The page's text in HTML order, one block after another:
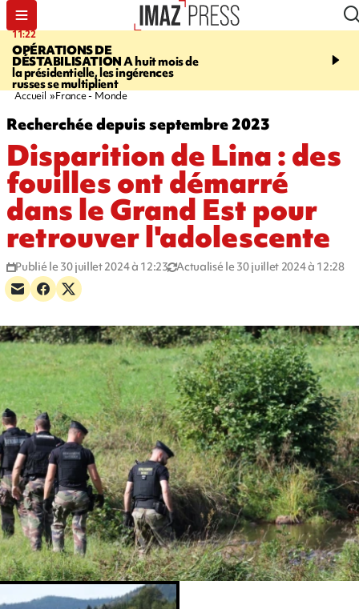
11:22
OPÉRATIONS DE
DÉSTABILISATIONA huit mois de
la présidentielle, les ingérences
russes se multiplient
14:51
Rivière triple champion
Accueil France - Monde
Recherchée depuis septembre 2023
Disparition de Lina : des
fouilles ont démarré
dans le Grand Est pour
retrouver l'adolescente
Publié le 30 juillet 2024 à 12:23 Actualisé le 30 juillet 2024 à 12:28